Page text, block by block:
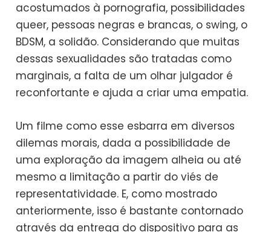
acostumados à pornografia, possibilidades
queer, pessoas negras e brancas, o swing, o
BDSM, a solidão. Considerando que muitas
dessas sexualidades são tratadas como
marginais, a falta de um olhar julgador é
reconfortante e ajuda a criar uma empatia.
Um filme como esse esbarra em diversos
dilemas morais, dada a possibilidade de
uma exploração da imagem alheia ou até
mesmo a limitação a partir do viés de
representatividade. E, como mostrado
anteriormente, isso é bastante contornado
através da entrega do dispositivo para as